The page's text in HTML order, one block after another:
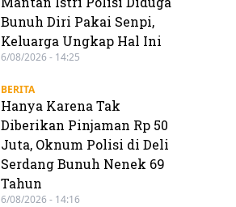
Bunuh Diri Pakai Senpi,
Keluarga Ungkap Hal Ini
6/08/2026 - 14:25
BERITA
Hanya Karena Tak
Diberikan Pinjaman Rp 50
Juta, Oknum Polisi di Deli
Serdang Bunuh Nenek 69
Tahun
6/08/2026 - 14:16